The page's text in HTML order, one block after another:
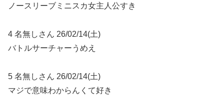
ノースリーブミニスカ女主人公すき
4 名無しさん 26/02/14(土)
バトルサーチャーうめえ
5 名無しさん 26/02/14(土)
マジで意味わからんくて好き